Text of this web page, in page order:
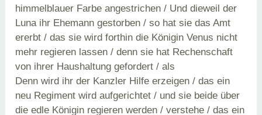
himmelblauer Farbe angestrichen / Und dieweil der
Luna ihr Ehemann gestorben / so hat sie das Amt
ererbt / das sie wird forthin die Königin Venus nicht
mehr regieren lassen / denn sie hat Rechenschaft
von ihrer Haushaltung gefordert / als
Denn wird ihr der Kanzler Hilfe erzeigen / das ein
neu Regiment wird aufgerichtet / und sie beide über
die edle Königin regieren werden / verstehe / das ein